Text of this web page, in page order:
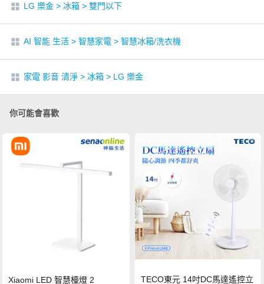
LG 樂金 > 冰箱 > 雙門以下
AI 智能 生活 > 智慧家電 > 智慧冰箱/洗衣機
家電 影音 清淨 > 冰箱 > LG 樂金
你可能會喜歡
Xiaomi LED 智慧檯燈 2 TECO東元 14吋DC馬達遙控立